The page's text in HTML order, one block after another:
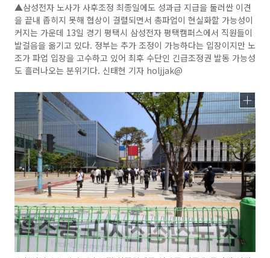
▲삼성전자 노사가 사후조정 최종일에도 성과급 지급을 둘러싼 이견
을 끝내 좁히지 못해 협상이 결렬되면서 총파업이 현실화할 가능성이
커지는 가운데 13일 경기 평택시 삼성전자 평택캠퍼스에서 직원들이
발걸음을 옮기고 있다. 정부는 추가 조정이 가능하다는 입장이지만 노
조가 파업 입장을 고수하고 있어 최후 수단인 긴급조정권 발동 가능성
도 흘러나오는 분위기다. 신태현 기자 holjjak@